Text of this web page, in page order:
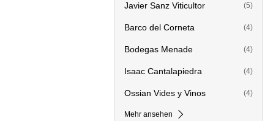
Javier Sanz Viticultor (5)
Barco del Corneta (4)
Bodegas Menade (4)
Isaac Cantalapiedra (4)
Ossian Vides y Vinos (4)
Mehr ansehen